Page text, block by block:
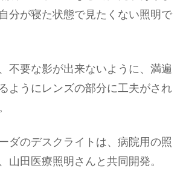
分が寝た状態で見たくない照明で
不要な影が出来ないように、満遍
ようにレンズの部分に工夫がされ
ダのデスクライトは、病院用の照
山田医療照明さんと共同開発。